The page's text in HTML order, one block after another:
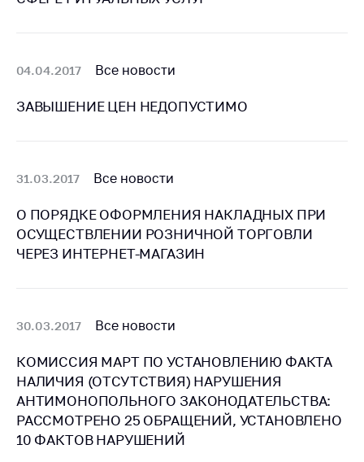
проектов
товаров
Рекомендации по
предотвращению
распространения
COVID-19 для
субъектов торговли,
вопросам
антимонопольного
регулирования и
конкурентной
политики
04.04.2017 Все новости
ЗАВЫШЕНИЕ ЦЕН НЕДОПУСТИМО
31.03.2017 Все новости
О ПОРЯДКЕ ОФОРМЛЕНИЯ НАКЛАДНЫХ ПРИ
ОСУЩЕСТВЛЕНИИ РОЗНИЧНОЙ ТОРГОВЛИ
ЧЕРЕЗ ИНТЕРНЕТ-МАГАЗИН
30.03.2017 Все новости
КОМИССИЯ МАРТ ПО УСТАНОВЛЕНИЮ ФАКТА
НАЛИЧИЯ (ОТСУТСТВИЯ) НАРУШЕНИЯ
АНТИМОНОПОЛЬНОГО ЗАКОНОДАТЕЛЬСТВА:
РАССМОТРЕНО 25 ОБРАЩЕНИЙ, УСТАНОВЛЕНО
10 ФАКТОВ НАРУШЕНИЙ